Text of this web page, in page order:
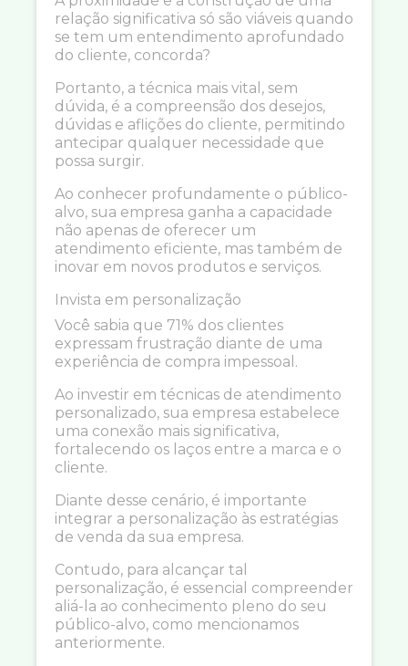
relação significativa só são viáveis quando
se tem um entendimento aprofundado
do cliente, concorda?
Portanto, a técnica mais vital, sem
dúvida, é a compreensão dos desejos,
dúvidas e aflições do cliente, permitindo
antecipar qualquer necessidade que
possa surgir.
Ao conhecer profundamente o público-
alvo, sua empresa ganha a capacidade
não apenas de oferecer um
atendimento eficiente, mas também de
inovar em novos produtos e serviços.
Invista em personalização
Você sabia que 71% dos clientes
expressam frustração diante de uma
experiência de compra impessoal.
Ao investir em técnicas de atendimento
personalizado, sua empresa estabelece
uma conexão mais significativa,
fortalecendo os laços entre a marca e o
cliente.
Diante desse cenário, é importante
integrar a personalização às estratégias
de venda da sua empresa.
Contudo, para alcançar tal
personalização, é essencial compreender
aliá-la ao conhecimento pleno do seu
público-alvo, como mencionamos
anteriormente.